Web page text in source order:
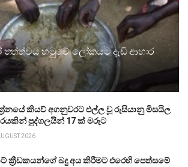
තත්ත්වය හමුවේ ලෝකයට දැඩි ආහාර
කියව් අගනුවරට එල්ල වූ රුසියානු මිසයිල
පුද්ගලයින් 17 ක් මරුට
2026
ක්‍රීඩකයන්ගේ බදු අය කිරීමට එරෙහි පෙත්සමේ